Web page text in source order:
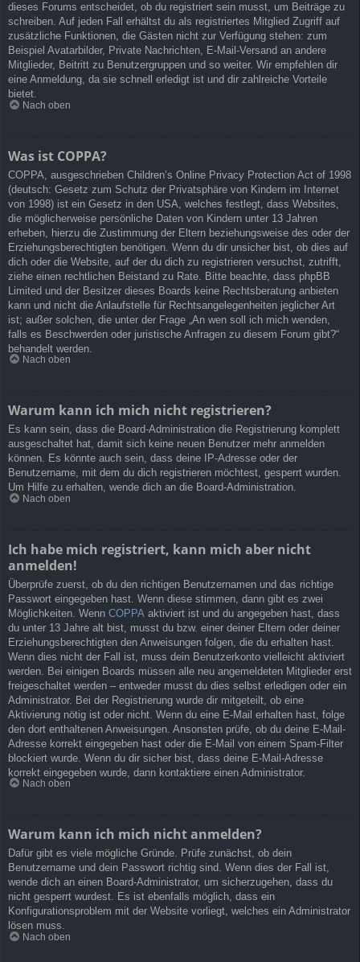
dieses Forums entscheidet, ob du registriert sein musst, um Beiträge zu
schreiben. Auf jeden Fall erhältst du als registriertes Mitglied Zugriff auf
zusätzliche Funktionen, die Gästen nicht zur Verfügung stehen: zum
Beispiel Avatarbilder, Private Nachrichten, E-Mail-Versand an andere
Mitglieder, Beitritt zu Benutzergruppen und so weiter. Wir empfehlen dir
eine Anmeldung, da sie schnell erledigt ist und dir zahlreiche Vorteile
bietet.
Nach oben
Was ist COPPA?
COPPA, ausgeschrieben Children’s Online Privacy Protection Act of 1998
(deutsch: Gesetz zum Schutz der Privatsphäre von Kindern im Internet
von 1998) ist ein Gesetz in den USA, welches festlegt, dass Websites,
die möglicherweise persönliche Daten von Kindern unter 13 Jahren
erheben, hierzu die Zustimmung der Eltern beziehungsweise des oder der
Erziehungsberechtigten benötigen. Wenn du dir unsicher bist, ob dies auf
dich oder die Website, auf der du dich zu registrieren versuchst, zutrifft,
ziehe einen rechtlichen Beistand zu Rate. Bitte beachte, dass phpBB
Limited und der Besitzer dieses Boards keine Rechtsberatung anbieten
kann und nicht die Anlaufstelle für Rechtsangelegenheiten jeglicher Art
ist; außer solchen, die unter der Frage „An wen soll ich mich wenden,
falls es Beschwerden oder juristische Anfragen zu diesem Forum gibt?“
behandelt werden.
Nach oben
Warum kann ich mich nicht registrieren?
Es kann sein, dass die Board-Administration die Registrierung komplett
ausgeschaltet hat, damit sich keine neuen Benutzer mehr anmelden
können. Es könnte auch sein, dass deine IP-Adresse oder der
Benutzername, mit dem du dich registrieren möchtest, gesperrt wurden.
Um Hilfe zu erhalten, wende dich an die Board-Administration.
Nach oben
Ich habe mich registriert, kann mich aber nicht
anmelden!
Überprüfe zuerst, ob du den richtigen Benutzernamen und das richtige
Passwort eingegeben hast. Wenn diese stimmen, dann gibt es zwei
Möglichkeiten. Wenn COPPA aktiviert ist und du angegeben hast, dass
du unter 13 Jahre alt bist, musst du bzw. einer deiner Eltern oder deiner
Erziehungsberechtigten den Anweisungen folgen, die du erhalten hast.
Wenn dies nicht der Fall ist, muss dein Benutzerkonto vielleicht aktiviert
werden. Bei einigen Boards müssen alle neu angemeldeten Mitglieder erst
freigeschaltet werden – entweder musst du dies selbst erledigen oder ein
Administrator. Bei der Registrierung wurde dir mitgeteilt, ob eine
Aktivierung nötig ist oder nicht. Wenn du eine E-Mail erhalten hast, folge
den dort enthaltenen Anweisungen. Ansonsten prüfe, ob du deine E-Mail-
Adresse korrekt eingegeben hast oder die E-Mail von einem Spam-Filter
blockiert wurde. Wenn du dir sicher bist, dass deine E-Mail-Adresse
korrekt eingegeben wurde, dann kontaktiere einen Administrator.
Nach oben
Warum kann ich mich nicht anmelden?
Dafür gibt es viele mögliche Gründe. Prüfe zunächst, ob dein
Benutzername und dein Passwort richtig sind. Wenn dies der Fall ist,
wende dich an einen Board-Administrator, um sicherzugehen, dass du
nicht gesperrt wurdest. Es ist ebenfalls möglich, dass ein
Konfigurationsproblem mit der Website vorliegt, welches ein Administrator
lösen muss.
Nach oben